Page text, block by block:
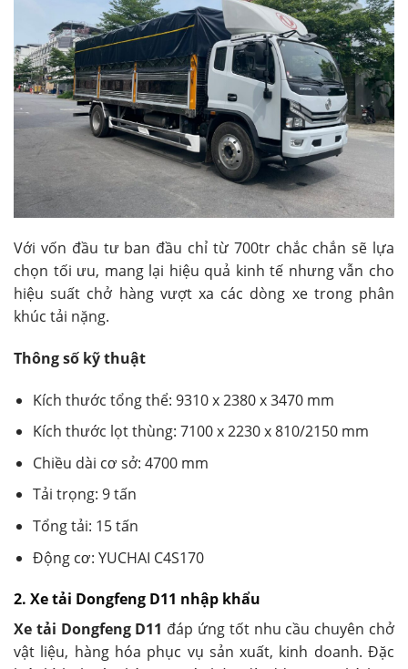
Với vốn đầu tư ban đầu chỉ từ 700tr chắc chắn sẽ lựa
chọn tối ưu, mang lại hiệu quả kinh tế nhưng vẫn cho
hiệu suất chở hàng vượt xa các dòng xe trong phân
khúc tải nặng.
Thông số kỹ thuật
Kích thước tổng thể: 9310 x 2380 x 3470 mm
Kích thước lọt thùng: 7100 x 2230 x 810/2150 mm
Chiều dài cơ sở: 4700 mm
Tải trọng: 9 tấn
Tổng tải: 15 tấn
Động cơ: YUCHAI C4S170
2. Xe tải Dongfeng D11 nhập khẩu
Xe tải Dongfeng D11 đáp ứng tốt nhu cầu chuyên chở
vật liệu, hàng hóa phục vụ sản xuất, kinh doanh. Đặc